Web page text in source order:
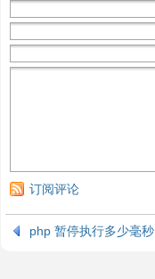
订阅评论
php 暂停执行多少毫秒